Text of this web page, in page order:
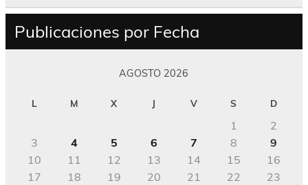
Publicaciones por Fecha
AGOSTO 2026
L M X J V S D
1
2
3
4 5 6 7 8
9
10
11 12 13 14 15
16
17
18 19 20 21 22
23